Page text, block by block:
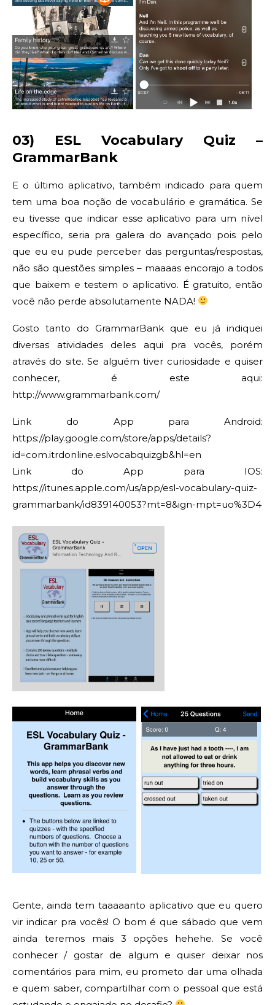
03) ESL Vocabulary Quiz –
GrammarBank
E o último aplicativo, também indicado para quem
tem uma boa noção de vocabulário e gramática. Se
eu tivesse que indicar esse aplicativo para um nível
específico, seria pra galera do avançado pois pelo
que eu eu pude perceber das perguntas/respostas,
não são questões simples – maaaas encorajo a todos
que baixem e testem o aplicativo. É gratuito, então
você não perde absolutamente NADA!
Gosto tanto do GrammarBank que eu já indiquei
diversas atividades deles aqui pra vocês, porém
através do site. Se alguém tiver curiosidade e quiser
conhecer, é este aqui:
http://www.grammarbank.com/
Link do App para Android:
https://play.google.com/store/apps/details?
id=com.itrdonline.eslvocabquizgb&hl=en
Link do App para IOS:
https://itunes.apple.com/us/app/esl-vocabulary-quiz-
grammarbank/id839140053?mt=8&ign-mpt=uo%3D4
Gente, ainda tem taaaaanto aplicativo que eu quero
vir indicar pra vocês! O bom é que sábado que vem
ainda teremos mais 3 opções hehehe. Se você
conhecer / gostar de algum e quiser deixar nos
comentários para mim, eu prometo dar uma olhada
e quem saber, compartilhar com o pessoal que está